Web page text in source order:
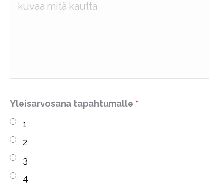
Yleisarvosana tapahtumalle *
1
2
3
4